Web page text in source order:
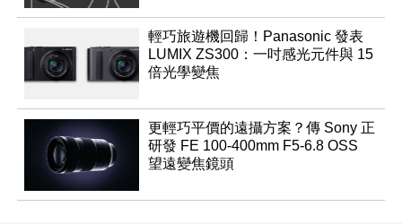
輕巧旅遊機回歸！Panasonic 發表
LUMIX ZS300：一吋感光元件與 15
倍光學變焦
更輕巧平價的遠攝方案？傳 Sony 正
研發 FE 100-400mm F5-6.8 OSS
望遠變焦鏡頭